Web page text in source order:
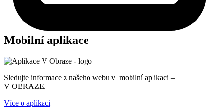
Mobilní aplikace
Sledujte informace z našeho webu v mobilní aplikaci –
V OBRAZE.
Více o aplikaci